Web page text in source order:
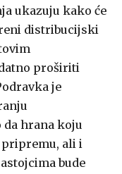
ukazuju kako će
distribucijski
proširiti
je
hrana koju
pripremu, ali i
bude